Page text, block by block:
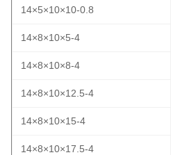
14×5×10×10-0.8
14×8×10×5-4
14×8×10×8-4
14×8×10×12.5-4
14×8×10×15-4
14×8×10×17.5-4